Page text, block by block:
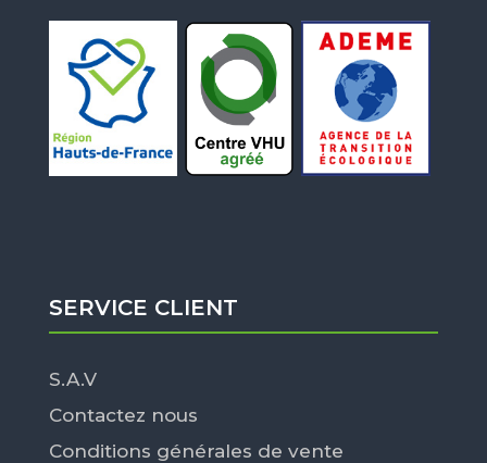
SERVICE CLIENT
S.A.V
Contactez nous
Conditions générales de vente